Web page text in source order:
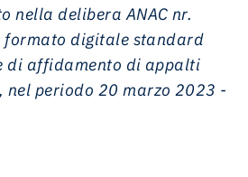
nella delibera ANAC nr.
formato digitale standard
di affidamento di appalti
nel periodo 20 marzo 2023 -